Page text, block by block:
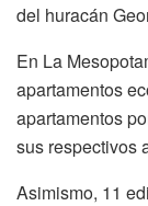
del huracán
En La
apartamentos
apartamentos
sus respectivos
Asimismo, 11